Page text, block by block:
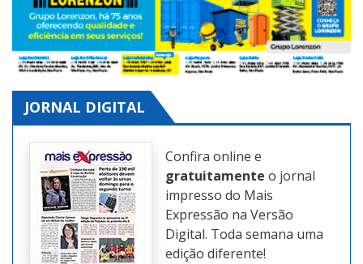
JORNAL DIGITAL
Confira online e
gratuitamente o jornal
impresso do Mais
Expressão na Versão
Digital. Toda semana uma
edição diferente!